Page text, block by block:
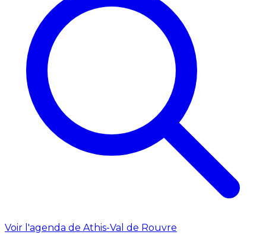
Voir l'agenda de Athis-Val de Rouvre